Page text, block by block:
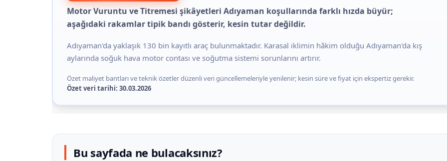
Motor Vuruntu ve Titremesi şikâyetleri Adıyaman koşullarında farklı hızda büyür;
aşağıdaki rakamlar tipik bandı gösterir, kesin tutar değildir.
Adıyaman'da yaklaşık 130 bin kayıtlı araç bulunmaktadır. Karasal iklimin hâkim olduğu Adıyaman'da kış
aylarında soğuk hava motor contası ve soğutma sistemi sorunlarını artırır.
Özet maliyet bantları ve teknik özetler düzenli veri güncellemeleriyle yenilenir; kesin süre ve fiyat için ekspertiz gerekir.
Özet veri tarihi: 30.03.2026
Bu sayfada ne bulacaksınız?